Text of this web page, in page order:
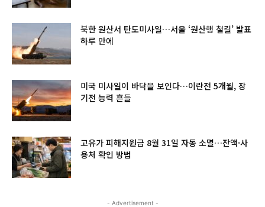
북한 원산서 탄도미사일…서울 ‘원산행 철길’ 발표
하루 만에
미국 미사일이 바닥을 보인다…이란전 5개월, 장
기전 능력 흔들
고유가 피해지원금 8월 31일 자동 소멸…잔액·사
용처 확인 방법
- Advertisement -